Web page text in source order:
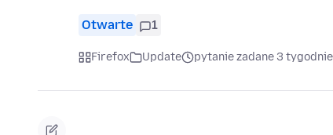
Otwarte 1
Firefox Update pytanie zadane 3